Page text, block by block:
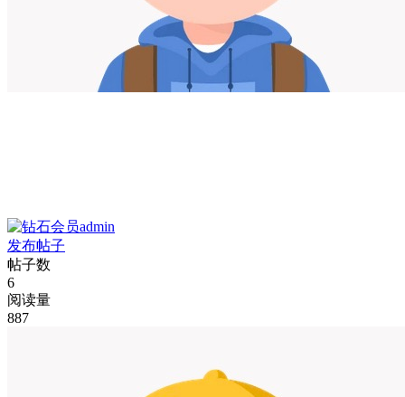
admin
发布帖子
帖子数
6
阅读量
887